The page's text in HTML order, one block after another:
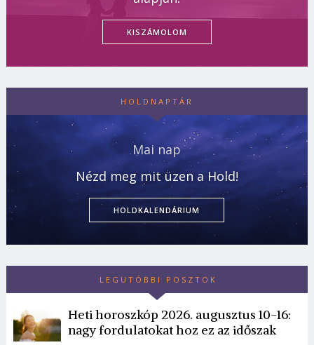
KISZÁMOLOM
HOLDNAPTÁR
Mai nap
Nézd meg mit üzen a Hold!
HOLDKALENDÁRIUM
LEGUTÓBBI POSZTOK
Heti horoszkóp 2026. augusztus 10-16:
nagy fordulatokat hoz ez az időszak